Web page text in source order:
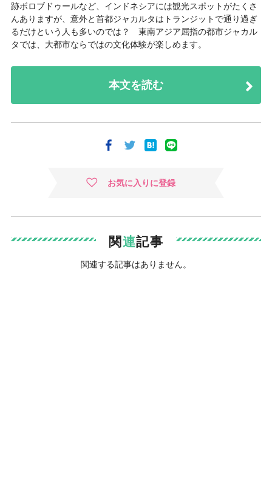
跡ボロブドゥールなど、インドネシアには観光スポットがたくさ
んありますが、意外と首都ジャカルタはトランジットで通り過ぎ
るだけという人も多いのでは？ 東南アジア屈指の都市ジャカル
タでは、大都市ならではの文化体験が楽しめます。
本文を読む
お気に入りに登録
関連記事
関連する記事はありません。